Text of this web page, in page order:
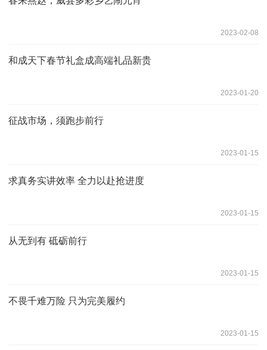
2023-02-08
和成天下春节礼盒成高端礼品新贵
2023-01-20
征战市场，须跑步前行
2023-01-15
求真务实讲效率 全力以赴抢进度
2023-01-15
从无到有 砥砺前行
2023-01-15
不畏千难万险 只为完美履约
2023-01-15